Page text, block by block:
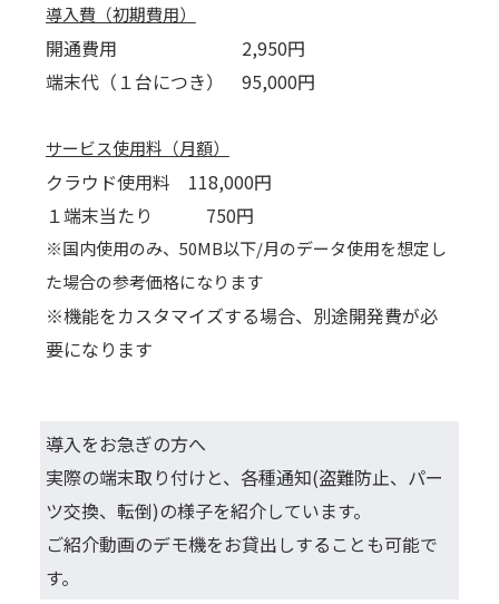
導入費（初期費用）
開通費用 2,950円
端末代（１台につき） 95,000円
サービス使用料（月額）
クラウド使用料 118,000円
１端末当たり 750円
※国内使用のみ、50MB以下/月のデータ使用を想定し
た場合の参考価格になります
※機能をカスタマイズする場合、別途開発費が必
要になります
導入をお急ぎの方へ
実際の端末取り付けと、各種通知(盗難防止、パー
ツ交換、転倒)の様子を紹介しています。
ご紹介動画のデモ機をお貸出しすることも可能で
す。